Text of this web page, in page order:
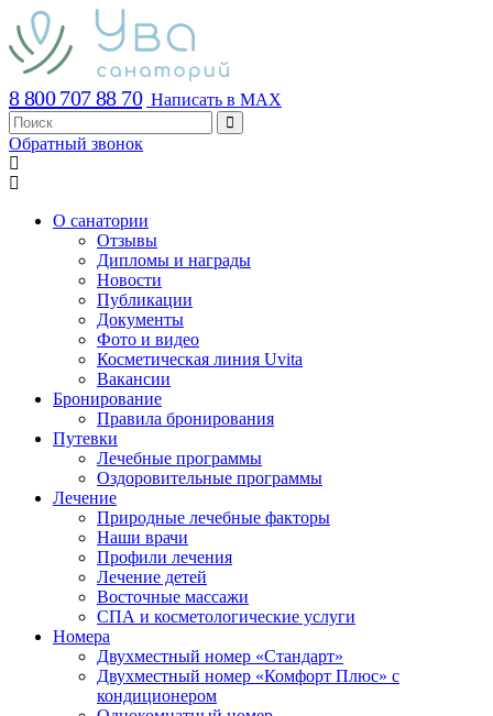
8 800 707 88 70 Написать в MAX
Обратный звонок
О санатории
Отзывы
Дипломы и награды
Новости
Публикации
Документы
Фото и видео
Косметическая линия Uvita
Вакансии
Бронирование
Правила бронирования
Путевки
Лечебные программы
Оздоровительные программы
Лечение
Природные лечебные факторы
Наши врачи
Профили лечения
Лечение детей
Восточные массажи
СПА и косметологические услуги
Номера
Двухместный номер «Стандарт»
Двухместный номер «Комфорт Плюс» с
кондиционером